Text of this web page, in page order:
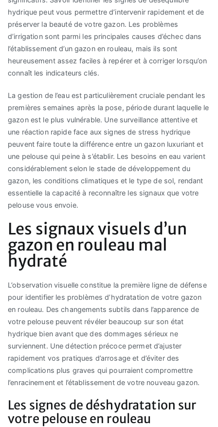
hydrique peut vous permettre d’intervenir rapidement et de
préserver la beauté de votre gazon. Les problèmes
d’irrigation sont parmi les principales causes d’échec dans
l’établissement d’un gazon en rouleau, mais ils sont
heureusement assez faciles à repérer et à corriger lorsqu’on
connaît les indicateurs clés.
La gestion de l’eau est particulièrement cruciale pendant les
premières semaines après la pose, période durant laquelle le
gazon est le plus vulnérable. Une surveillance attentive et
une réaction rapide face aux signes de stress hydrique
peuvent faire toute la différence entre un gazon luxuriant et
une pelouse qui peine à s’établir. Les besoins en eau varient
considérablement selon le stade de développement du
gazon, les conditions climatiques et le type de sol, rendant
essentielle la capacité à reconnaître les signaux que votre
pelouse vous envoie.
Les signaux visuels d’un
gazon en rouleau mal
hydraté
L’observation visuelle constitue la première ligne de défense
pour identifier les problèmes d’hydratation de votre gazon
en rouleau. Des changements subtils dans l’apparence de
votre pelouse peuvent révéler beaucoup sur son état
hydrique bien avant que des dommages sérieux ne
surviennent. Une détection précoce permet d’ajuster
rapidement vos pratiques d’arrosage et d’éviter des
complications plus graves qui pourraient compromettre
l’enracinement et l’établissement de votre nouveau gazon.
Les signes de déshydratation sur
votre pelouse en rouleau